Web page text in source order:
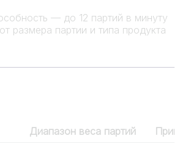
— до 12 партий в минуту
размера партии и типа продукта
Диапазон веса партий